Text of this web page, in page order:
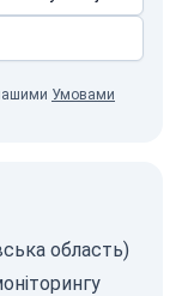
Умовами
область)